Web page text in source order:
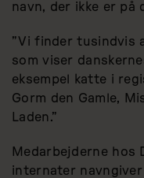
navn, der ikke er på
”Vi finder tusindvis
som viser
eksempel katte i
Gorm den Gamle,
Laden.”
Medarbejderne hos
internater